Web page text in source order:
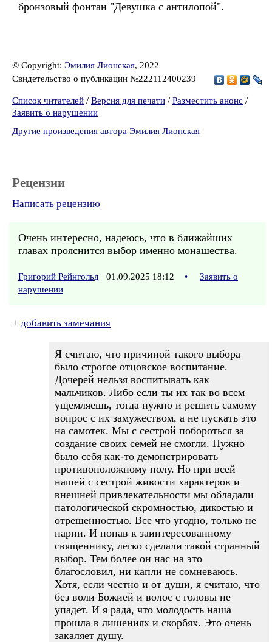
бронзовый фонтан "Девушка с антилопой".
© Copyright: Эмилия Лионская, 2022
Свидетельство о публикации №222112400239
Список читателей / Версия для печати / Разместить анонс /
Заявить о нарушении
Другие произведения автора Эмилия Лионская
Рецензии
Написать рецензию
Очень интересно, надеюсь, что в ближайших
главах прояснится выбор именно монашества.
Григорий Рейнгольд 01.09.2025 18:12 •
Заявить о
нарушении
+ добавить замечания
Я считаю, что причиной такого выбора
было строгое отцовское воспитание.
Дочерей нельзя воспитывать как
мальчиков. Либо если ты их так во всем
ущемляешь, тогда нужно и решить самому
вопрос с их замужеством, а не пускать это
на самотек. Мы с сестрой побороться за
создание своих семей не смогли. Нужно
было себя как-то демонстрировать
противоположному полу. Но при всей
нашей с сестрой живости характеров и
внешней привлекательности мы обладали
патологической скромностью, дикостью и
отрешенностью. Все что угодно, только не
парни. И попав к заинтересованному
священнику, легко сделали такой странный
выбор. Тем более он нас на это
благословил, ни капли не сомневаюсь.
Хотя, если честно и от души, я считаю, что
без воли Божией и волос с головы не
упадет. И я рада, что молодость наша
прошла в лишениях и скорбях. Это очень
закаляет душу.